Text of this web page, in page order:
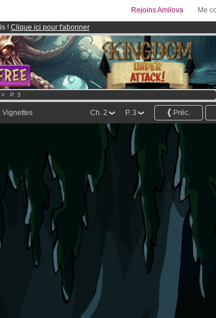
Me
Rejoins Amilova
! Clique ici pour t'abonner
P. 3
Vignettes Préc.
P. 3
Ch. 2